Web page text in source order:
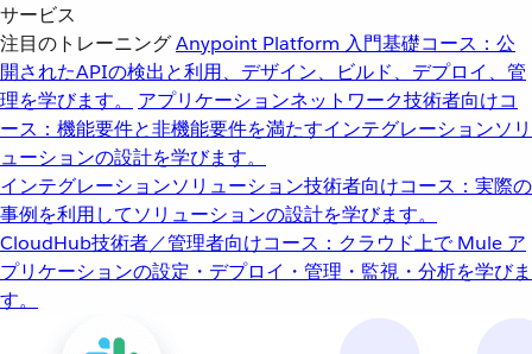
サービス
注目のトレーニングAnypoint Platform 入門基礎コース：公
開されたAPIの検出と利用、デザイン、ビルド、デプロイ、管
理を学びます。
アプリケーションネットワーク技術者向けコ
ース：機能要件と非機能要件を満たすインテグレーションソリ
ューションの設計を学びます。
インテグレーションソリューション技術者向けコース：実際の
事例を利用してソリューションの設計を学びます。
CloudHub技術者／管理者向けコース：クラウド上で Mule ア
プリケーションの設定・デプロイ・管理・監視・分析を学びま
す。